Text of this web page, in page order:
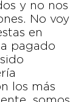
y no nos
No voy
en
pagado
los más